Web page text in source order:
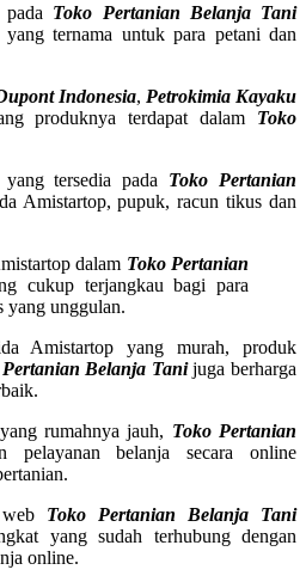
Toko Pertanian Belanja Tani
ternama untuk para petani dan
Indonesia, Petrokimia Kayaku
produknya terdapat dalam Toko
tersedia pada Toko Pertanian
Amistartop, pupuk, racun tikus dan
dalam Toko Pertanian
cukup terjangkau bagi para
yang unggulan.
Amistartop yang murah, produk
Belanja Tanijuga berharga
rumahnya jauh, Toko Pertanian
pelayanan belanja secara online
Toko Pertanian Belanja Tani
yang sudah terhubung dengan
online.